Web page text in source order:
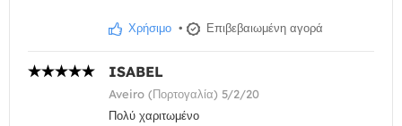
Χρήσιμο • Επιβεβαιωμένη αγορά
ISABEL
Aveiro (Πορτογαλία) 5/2/20
Πολύ χαριτωμένο